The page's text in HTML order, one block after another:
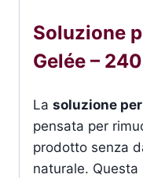
Soluzione
Gelée –
La soluzione
pensata per
prodotto senza
naturale.